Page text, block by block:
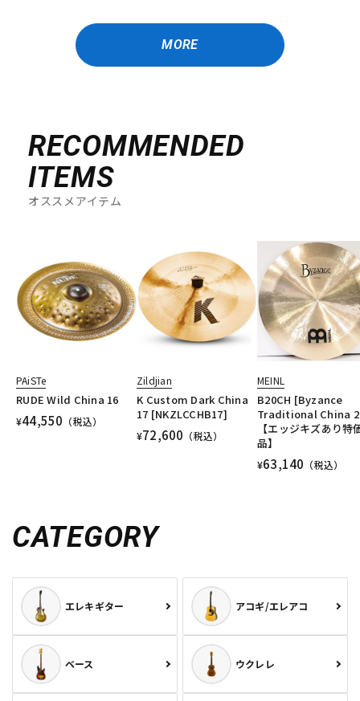
MORE
RECOMMENDED
ITEMS
オススメアイテム
PAiSTe
RUDE Wild China 16
¥44,550 （税込）
Zildjian
K Custom Dark China
17 [NKZLCCHB17]
¥72,600 （税込）
MEINL
B20CH [Byzance
Traditional China
【エッジキズあり特
品】
¥63,140 （税込）
CATEGORY
エレキギター アコギ/エレアコ
ベース ウクレレ